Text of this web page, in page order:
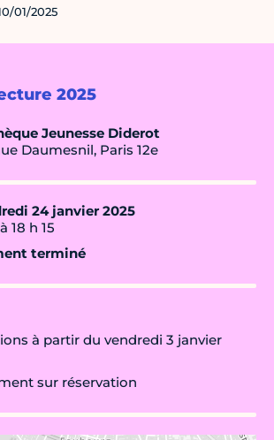
2025
Jeunesse Diderot
Daumesnil, Paris 12e
24 janvier 2025
18 h 15
terminé
à partir du vendredi 3 janvier
sur réservation
01/2025